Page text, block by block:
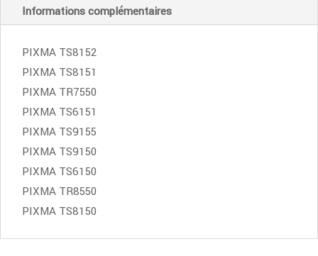
PGI-Informations complémentaires
PIXMA TS8152
PIXMA TS8151
PIXMA TR7550
PIXMA TS6151
PIXMA TS9155
PIXMA TS9150
PIXMA TS6150
PIXMA TR8550
PIXMA TS8150